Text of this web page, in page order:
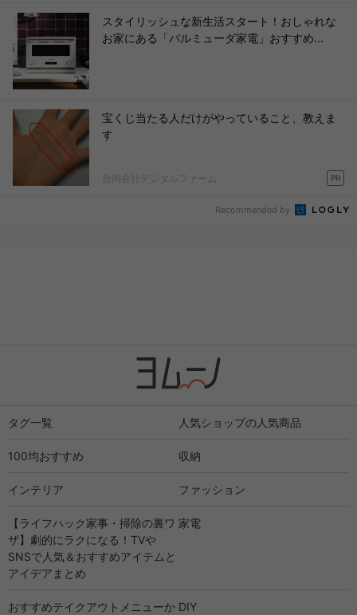
スタイリッシュな新生活スタート！おしゃれな
お家にある「バルミューダ家電」おすすめ...
宝くじ当たる人だけがやっていること、教えま
す
合同会社デジタルファーム PR
Recommended by
タグ一覧 人気ショップの人気商品
100均おすすめ 収納
インテリア ファッション
【ライフハック家事・掃除の裏ワ
ザ】劇的にラクになる！TVや
SNSで人気＆おすすめアイテムと
アイデアまとめ
家電
おすすめテイクアウトメニューか DIY